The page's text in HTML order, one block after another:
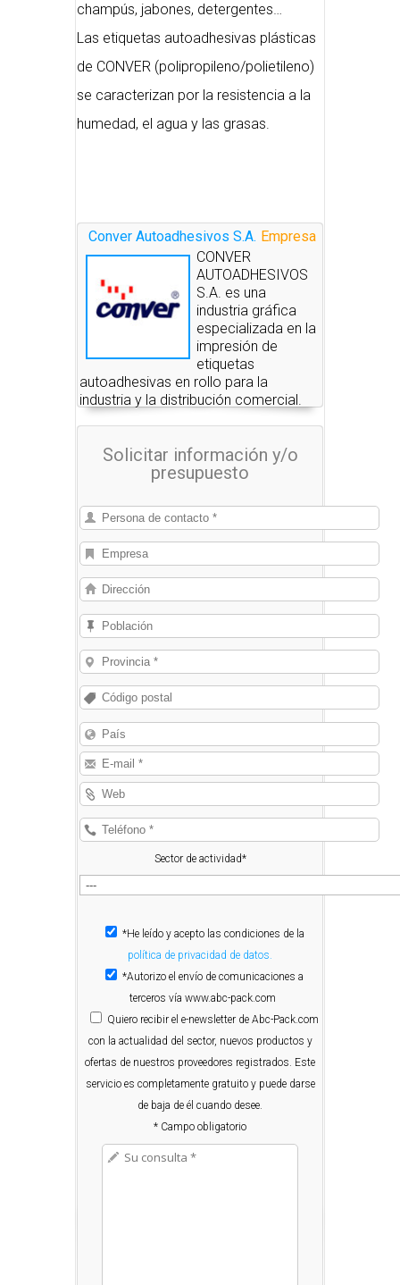
champús, jabones, detergentes…
Las etiquetas autoadhesivas plásticas
de CONVER (polipropileno/polietileno)
se caracterizan por la resistencia a la
humedad, el agua y las grasas.
Empresa
Conver Autoadhesivos S.A.
CONVER
AUTOADHESIVOS
S.A. es una
industria gráfica
especializada en la
impresión de
etiquetas
autoadhesivas en rollo para la
industria y la distribución comercial.
Solicitar información y/o
presupuesto
Sector de actividad*
*He leído y acepto las condiciones de la
política de privacidad de datos.
*Autorizo el envío de comunicaciones a
terceros vía www.abc-pack.com
Quiero recibir el e-newsletter de Abc-Pack.com
con la actualidad del sector, nuevos productos y
ofertas de nuestros proveedores registrados. Este
servicio es completamente gratuito y puede darse
de baja de él cuando desee.
* Campo obligatorio